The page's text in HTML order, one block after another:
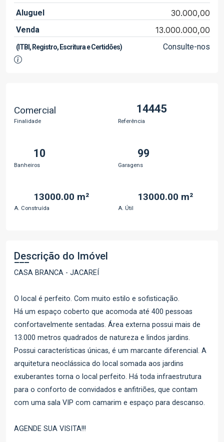
Aluguel 30.000,00
Venda 13.000.000,00
(ITBI, Registro, Escritura e Certidões) Consulte-nos
Comercial
Finalidade
14445
Referência
10
Banheiros
99
Garagens
13000.00 m²
A. Construída
13000.00 m²
A. Útil
Descrição do Imóvel
CASA BRANCA - JACAREÍ
O local é perfeito. Com muito estilo e sofisticação.
Há um espaço coberto que acomoda até 400 pessoas
confortavelmente sentadas. Área externa possui mais de
13.000 metros quadrados de natureza e lindos jardins.
Possui características únicas, é um marcante diferencial. A
arquitetura neoclássica do local somada aos jardins
exuberantes torna o local perfeito. Há toda infraestrutura
para o conforto de convidados e anfitriões, que contam
com uma sala VIP com camarim e espaço para descanso.
AGENDE SUA VISITA!!!